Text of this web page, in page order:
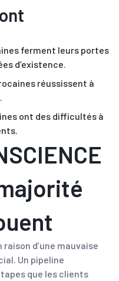
ferment leurs portes
d’existence.
réussissent à
ont des difficultés à
d’une mauvaise
Un pipeline
que les clients